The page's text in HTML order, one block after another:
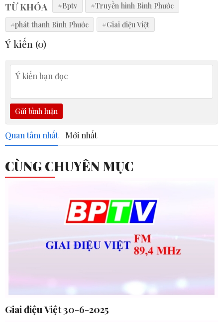
TỪ KHÓA #Bptv
#Truyền hình Bình Phước
#phát thanh Bình Phước
#Giai điệu Việt
Ý kiến (0)
Gửi bình luận
Quan tâm nhất Mới nhất
CÙNG CHUYÊN MỤC
Giai điệu Việt 30-6-2025